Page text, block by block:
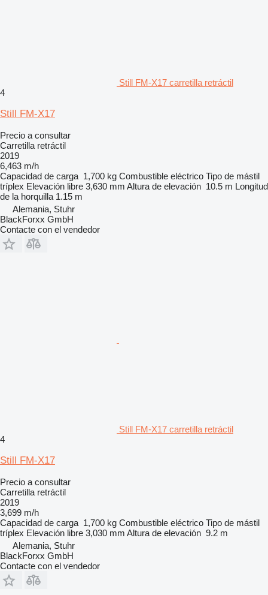
Still FM-X17 carretilla retráctil
4
Still FM-X17
Precio a consultar
Carretilla retráctil
2019
6,463 m/h
Capacidad de carga 1,700 kg Combustible eléctrico Tipo de mástil
tríplex Elevación libre 3,630 mm Altura de elevación 10.5 m Longitud
de la horquilla 1.15 m
Alemania, Stuhr
BlackForxx GmbH
Contacte con el vendedor
Still FM-X17 carretilla retráctil
4
Still FM-X17
Precio a consultar
Carretilla retráctil
2019
3,699 m/h
Capacidad de carga 1,700 kg Combustible eléctrico Tipo de mástil
tríplex Elevación libre 3,030 mm Altura de elevación 9.2 m
Alemania, Stuhr
BlackForxx GmbH
Contacte con el vendedor